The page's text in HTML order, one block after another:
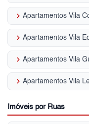
keyboard_arrow_right Apartamentos Vila
keyboard_arrow_right Apartamentos Vila
keyboard_arrow_right Apartamentos Vila
keyboard_arrow_right Apartamentos Vila
Imóveis por Ruas